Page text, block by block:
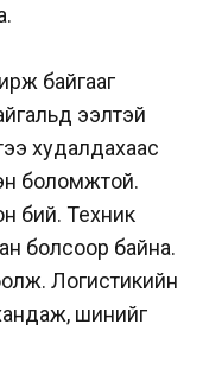
байгааг
ээлтэй
худалдахаас
боломжтой.
бий. Техник
болсоор байна.
Логистикийн
хандаж, шинийг